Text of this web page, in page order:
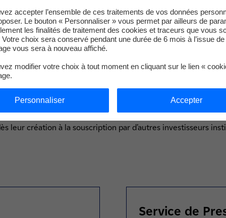
sur ces trois ans.
de gestion candidates devront justifier d’au moins 2 Md€
sélectionnées par le Comité de Sélection des investisseurs
examen des dossiers de candidatures, à communiquer par
retenues le seront à l’issue d’un second tour oral.
sont téléchargeables sur le site de l’AFG pour
par l’AMF et non membres de l’AFG peuvent obtenir les
par email (attestation d’agrément jointe à la demande) à
leur création à la souscription par d’autres investisseurs
Service de
accepter l’ensemble de ces traitements de vos données
Le bouton « Personnaliser » vous permet par ailleurs de
les finalités de traitement des cookies et traceurs que vous
choix sera conservé pendant une durée de 6 mois à l’issue de
vous sera à nouveau affiché.
modifier votre choix à tout moment en cliquant sur le lien «
Personnaliser Accepter